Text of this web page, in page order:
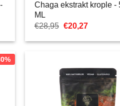
Chaga ekstrakt krople -
ML
€28,95 Pierwotna
wynosiła:
€20,27Aktualna
€20,27.